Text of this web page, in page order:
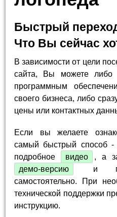
Быстрый
Что Вы сейчас
В зависимости от цели
сайта, Вы можете либо
программным
своего бизнеса, либо
цены или контактных
Если вы желаете
самый быстрый способ -
подробное
видео
, а
демо-версию
и
самостоятельно. При
технической поддержки
инструкцию.